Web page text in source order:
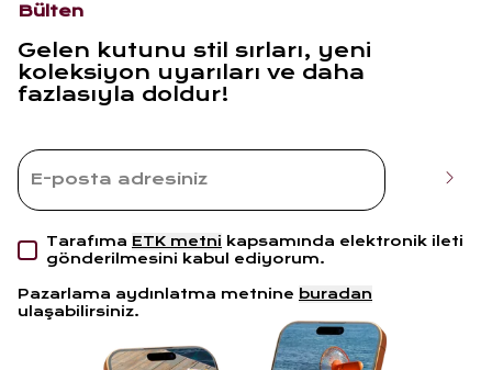
Bülten
Gelen kutunu stil sırları, yeni
koleksiyon uyarıları ve daha
fazlasıyla doldur!
Tarafıma ETK metni kapsamında elektronik ileti
gönderilmesini kabul ediyorum.
Pazarlama aydınlatma metnine buradan
ulaşabilirsiniz.